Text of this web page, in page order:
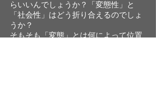
らいいんでしょうか？「変態性」と
「社会性」はどう折り合えるのでしょ
うか？
そもそも「変態」とは何によって位置